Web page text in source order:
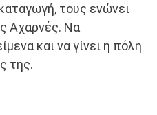
τους ενώνει
Αχαρνές. Να
και να γίνει η πόλη
της.